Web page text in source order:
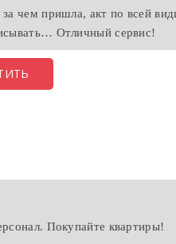
чем пришла, акт по всей
Отличный сервис!
Покупайте квартиры!